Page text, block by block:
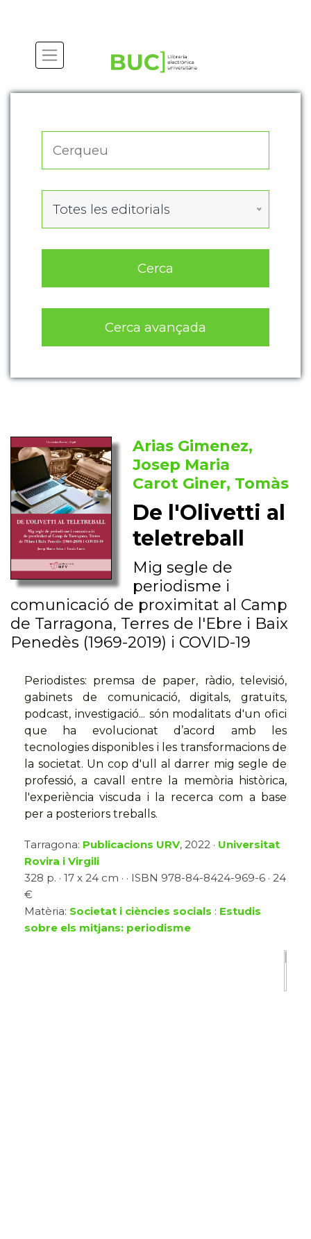
Totes les editorials
Cerca
Cerca avançada
Arias Gimenez,
Josep Maria
Carot Giner, Tomàs
De l'Olivetti al
teletreball
Mig segle de
periodisme i
comunicació de proximitat al Camp
de Tarragona, Terres de l'Ebre i Baix
Penedès (1969-2019) i COVID-19
Periodistes: premsa de paper, ràdio, televisió,
gabinets de comunicació, digitals, gratuïts,
podcast, investigació... són modalitats d'un ofici
que ha evolucionat d’acord amb les
tecnologies disponibles i les transformacions de
la societat. Un cop d'ull al darrer mig segle de
professió, a cavall entre la memòria històrica,
l'experiència viscuda i la recerca com a base
per a posteriors treballs.
Tarragona: Publicacions URV, 2022 · Universitat
Rovira i Virgili
328 p. · 17 x 24 cm · · ISBN 978-84-8424-969-6 · 24
€
Matèria: Societat i ciències socials : Estudis
sobre els mitjans: periodisme